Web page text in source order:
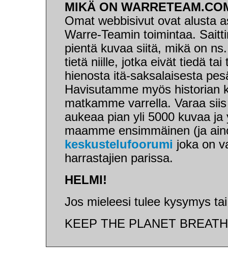
MIKÄ ON
Omat webbisivut ovat alusta
Warre-Teamin toimintaa.
pientä kuvaa siitä, mikä on
tietä niille, jotka eivät tiedä
hienosta itä-saksalaisesta
Havisutamme myös historian
matkamme varrella. Varaa
aukeaa pian yli 5000 kuvaa
maamme ensimmäinen (ja
keskustelufoorumi joka on
harrastajien parissa.
HELMI!
Jos mieleesi tulee kysymys
KEEP THE PLANET